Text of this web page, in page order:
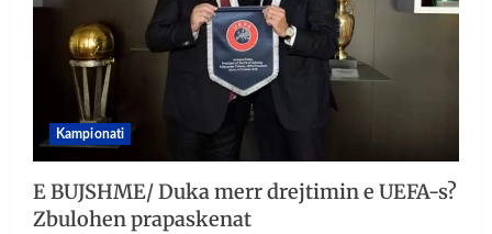
Kampionati
E BUJSHME/ Duka merr drejtimin e UEFA-s?
Zbulohen prapaskenat